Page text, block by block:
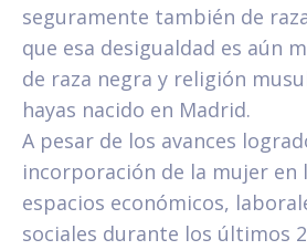
seguramente también de
que esa desigualdad es aún
de raza negra y religión
hayas nacido en Madrid.
A pesar de los avances
incorporación de la mujer en
espacios económicos,
sociales durante los últimos